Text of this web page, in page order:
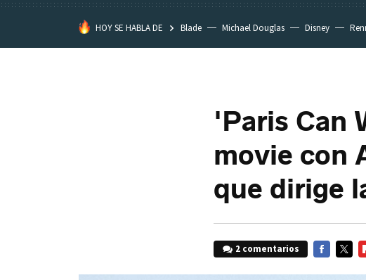
HOY SE HABLA DE Blade Michael Douglas Disney
'Paris Can
movie con
que dirige
2 comentarios